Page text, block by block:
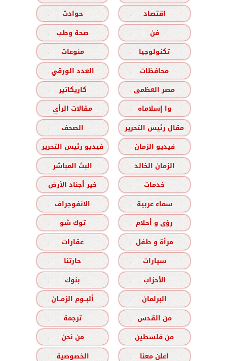
اقتصاد
حوادث
فن
صحة وطب
تكنولوجيا
منوعات
محافظات
العدد الورقي
مصر العظمى
كاريكاتير
وا إسلاماه
مقالات الرأي
مقال رئيس التحرير
الصحف
فيديو الزمان
فيديو رئيس التحرير
الزمان الخالد
البث المباشر
خدمات
خير أجناد الأرض
سماء عربية
الانفوجراف
رؤى و أحلام
توك شو
مرأة و طفل
عقارات
سيارات
حارتنا
الأحزاب
بنوك
البرلمان
ألبــوم الزمــان
من القدس
ترجمة
من فلسطين
من نحن
اعلن معنا
الخصوصية